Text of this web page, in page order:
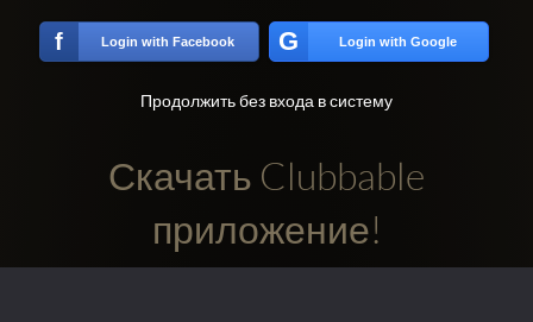
f Login with Facebook G Login with Google
Продолжить без входа в систему
Скачать Clubbable
приложение!